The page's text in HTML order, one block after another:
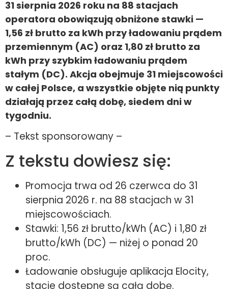
31 sierpnia 2026 roku na 88 stacjach
operatora obowiązują obniżone stawki —
1,56 zł brutto za kWh przy ładowaniu prądem
przemiennym (AC) oraz 1,80 zł brutto za
kWh przy szybkim ładowaniu prądem
stałym (DC). Akcja obejmuje 31 miejscowości
w całej Polsce, a wszystkie objęte nią punkty
działają przez całą dobę, siedem dni w
tygodniu.
– Tekst sponsorowany –
Z tekstu dowiesz się:
Promocja trwa od 26 czerwca do 31
sierpnia 2026 r. na 88 stacjach w 31
miejscowościach.
Stawki: 1,56 zł brutto/kWh (AC) i 1,80 zł
brutto/kWh (DC) — niżej o ponad 20
proc.
Ładowanie obsługuje aplikacja Elocity,
stacje dostępne są całą dobę.